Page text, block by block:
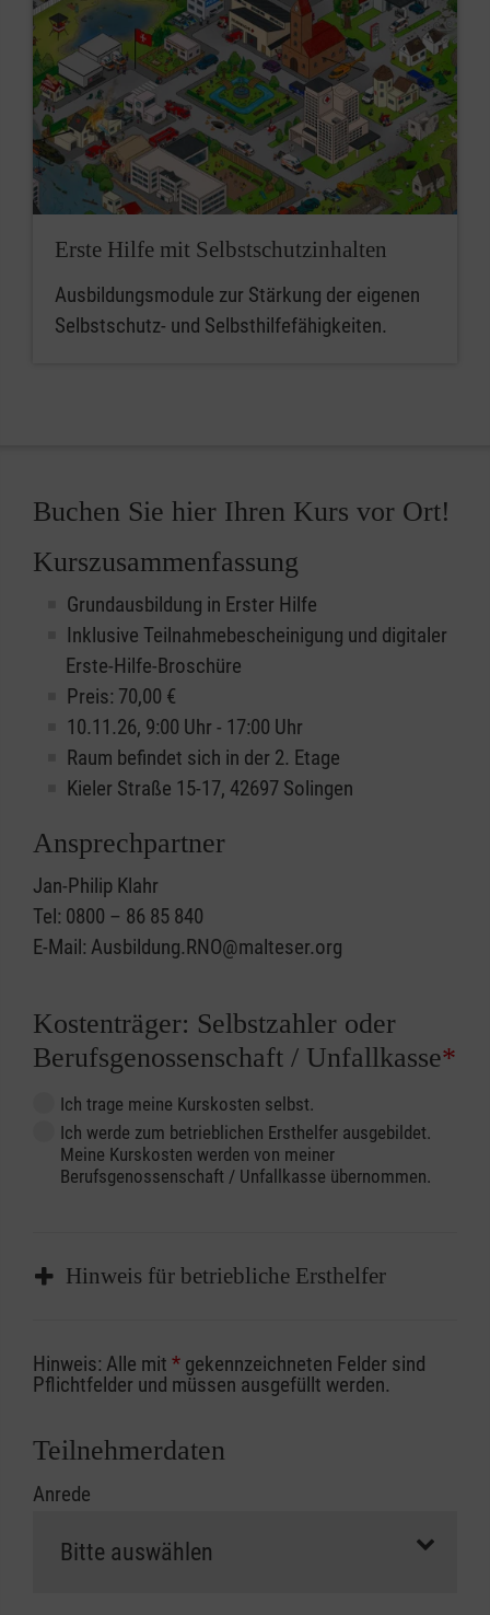
Erste Hilfe mit Selbstschutzinhalten
Ausbildungsmodule zur Stärkung der eigenen
Selbstschutz- und Selbsthilfefähigkeiten.
Buchen Sie hier Ihren Kurs vor Ort!
Kurszusammenfassung
Grundausbildung in Erster Hilfe
Inklusive Teilnahmebescheinigung und digitaler
Erste-Hilfe-Broschüre
Preis: 70,00 €
10.11.26, 9:00 Uhr - 17:00 Uhr
Raum befindet sich in der 2. Etage
Kieler Straße 15-17, 42697 Solingen
Ansprechpartner
Jan-Philip Klahr
Tel: 0800 – 86 85 840
E-Mail: Ausbildung.RNO@malteser.org
Kostenträger: Selbstzahler oder
Berufsgenossenschaft / Unfallkasse*
Ich trage meine Kurskosten selbst.
Ich werde zum betrieblichen Ersthelfer ausgebildet.
Meine Kurskosten werden von meiner
Berufsgenossenschaft / Unfallkasse übernommen.
Hinweis für betriebliche Ersthelfer
Sofern Sie ein Kostenübernahmeverfahren
Ihrer Berufsgenossenschaft / Unfallkasse
Abrechnungsunterlagen spätestens zu
erfolgt eine Abrechnung der vollen Kursgebühr
Die notwendigen Formulare für die
Hinweis: Alle mit * gekennzeichneten Felder sind
Pflichtfelder und müssen ausgefüllt werden.
Teilnehmerdaten
Anrede